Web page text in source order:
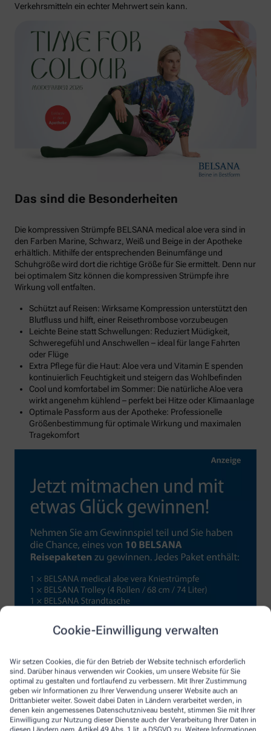
Cookie-Einwilligung verwalten
Wir setzen Cookies, die für den Betrieb der Website technisch erforderlich
sind. Darüber hinaus verwenden wir Cookies, um unsere Website für Sie
optimal zu gestalten und fortlaufend zu verbessern. Mit Ihrer Zustimmung
geben wir Informationen zu Ihrer Verwendung unserer Website auch an
Drittanbieter weiter. Soweit dabei Daten in Ländern verarbeitet werden, in
denen kein angemessenes Datenschutzniveau besteht, stimmen Sie mit Ihrer
Einwilligung zur Nutzung dieser Dienste auch der Verarbeitung Ihrer Daten in
Verkehrsmitteln ein echter Mehrwert sein kann.
Das sind die Besonderheiten
Die kompressiven Strümpfe BELSANA medical aloe vera sind in
den Farben Marine, Schwarz, Weiß und Beige in der Apotheke
erhältlich. Mithilfe der entsprechenden Beinumfänge und
Schuhgröße wird dort die richtige Größe für Sie ermittelt. Denn nur
bei optimalem Sitz können die kompressiven Strümpfe ihre
Wirkung voll entfalten.
Schützt auf Reisen: Wirksame Kompression unterstützt den
Blutfluss und hilft, einer Reisethrombose vorzubeugen
Leichte Beine statt Schwellungen: Reduziert Müdigkeit,
Schweregefühl und Anschwellen – ideal für lange Fahrten
oder Flüge
Extra Pflege für die Haut: Aloe vera und Vitamin E spenden
kontinuierlich Feuchtigkeit und steigern das Wohlbefinden
Cool und komfortabel im Sommer: Die natürliche Aloe vera
wirkt angenehm kühlend – perfekt bei Hitze oder Klimaanlage
Optimale Passform aus der Apotheke: Professionelle
Größenbestimmung für optimale Wirkung und maximalen
Tragekomfort